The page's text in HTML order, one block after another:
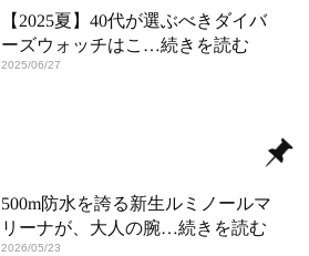
【2025夏】40代が選ぶべきダイバ
ーズウォッチはこ …続きを読む
2025/06/27
500m防水を誇る新生ルミノールマ
リーナが、大人の腕…続きを読む
2026/05/23